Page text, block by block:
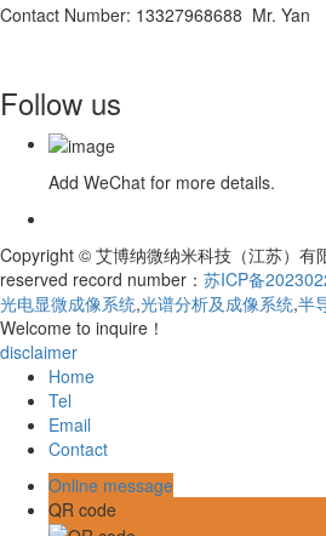
Contact Number: 13327968688 Mr. Yan
Follow us
Add WeChat for more details.
Copyright © 艾博纳微纳米科技（江苏）有
reserved record number： 苏ICP备
光电显微成像系统,光谱分析及成像系统,半
Welcome to inquire！
disclaimer
Home
Tel
Email
Contact
Online message
QR code